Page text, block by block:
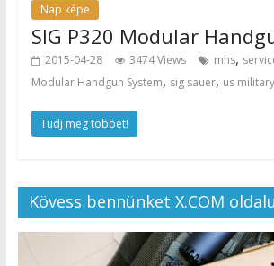
Nap képe
SIG P320 Modular
2015-04-28 3474 Views mhs,
Modular Handgun System, sig sauer, us military
Tudj meg többet!
Kövess bennünket X.COM